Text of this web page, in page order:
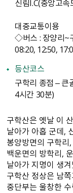
신림I.C(중앙고
대중교통이용
◇버스 : 장양리~
08:20, 12:50,
등산코스
구학리 종점 – 큰
4시간 30분)
구학산은 옛날 이
날아가 아홉 군데,
봉양방면의 구학리
백운면의 방학리,
날아가 지명이 생
구학산 정상은 남
중단부는 울창한